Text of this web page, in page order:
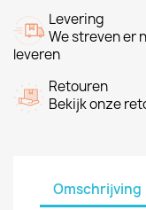
Levering
We streven er
leveren
Retouren
Bekijk onze
Omschrijving